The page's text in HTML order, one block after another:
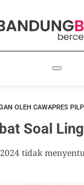
OLEH CAWAPRES
Soal
tidak